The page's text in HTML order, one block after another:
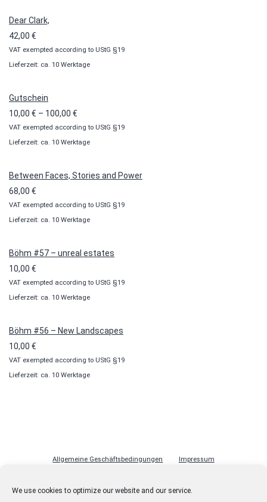
We use cookies to optimize our website and our service.
Dear Clark,
42,00 €
VAT exempted according to UStG §19
Lieferzeit: ca. 10 Werktage
Gutschein
10,00 € – 100,00 €
10,00 €
bis
VAT exempted according to UStG §19
Lieferzeit: ca. 10 Werktage
Between Faces, Stories and Power
68,00 €
VAT exempted according to UStG §19
Lieferzeit: ca. 10 Werktage
Böhm #57 – unreal estates
10,00 €
VAT exempted according to UStG §19
Lieferzeit: ca. 10 Werktage
Böhm #56 – New Landscapes
10,00 €
VAT exempted according to UStG §19
Lieferzeit: ca. 10 Werktage
Allgemeine Geschäftsbedingungen Impressum